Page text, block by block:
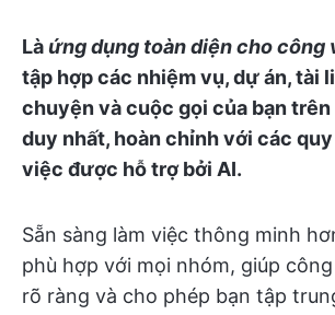
Làứng dụng toàn diện cho công
tập hợp các nhiệm vụ, dự án, tài
chuyện và cuộc gọi của bạn
duy nhất, hoàn chỉnh với các
việc được hỗ trợ bởi AI.
Sẵn sàng làm việc thông minh
phù hợp với mọi nhóm, giúp
rõ ràng và cho phép bạn tập